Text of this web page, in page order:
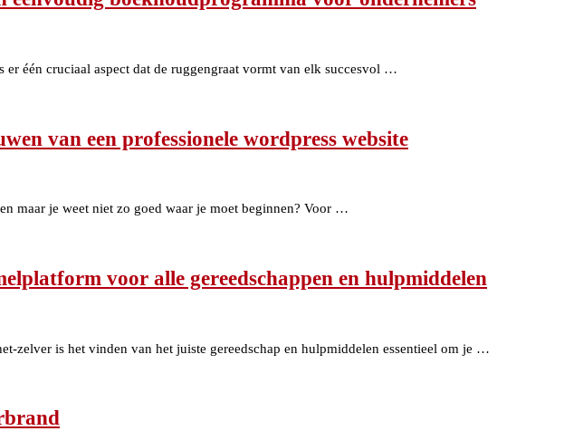
er één cruciaal aspect dat de ruggengraat vormt van elk succesvol …
van een professionele wordpress website
maar je weet niet zo goed waar je moet beginnen? Voor …
voor alle gereedschappen en hulpmiddelen
zelver is het vinden van het juiste gereedschap en hulpmiddelen essentieel om je …